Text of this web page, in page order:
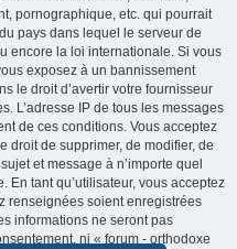
pornographique, etc. qui pourrait
pays dans lequel le serveur de
encore la loi internationale. Si vous
exposez à un bannissement
le droit d’avertir votre fournisseur
L’adresse IP de tous les messages
de ces conditions. Vous acceptez
droit de supprimer, de modifier, de
et message à n’importe quel
En tant qu’utilisateur, vous acceptez
renseignées soient enregistrées
informations ne seront pas
ni « forum - orthodoxe